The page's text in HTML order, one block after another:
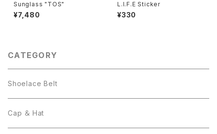
Sunglass "TOS"
¥7,480
L.I.F.E Sticker
¥330
CATEGORY
Shoelace Belt
Cap ＆ Hat